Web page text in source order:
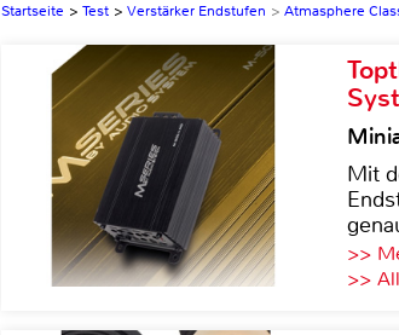
Startseite > Test > Verstärker Endstufen > Atmasphere
Mit
>>
>>